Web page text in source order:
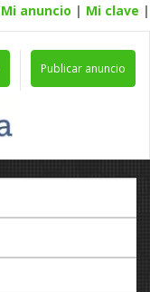
Mi anuncio | Mi clave |
Publicar anuncio